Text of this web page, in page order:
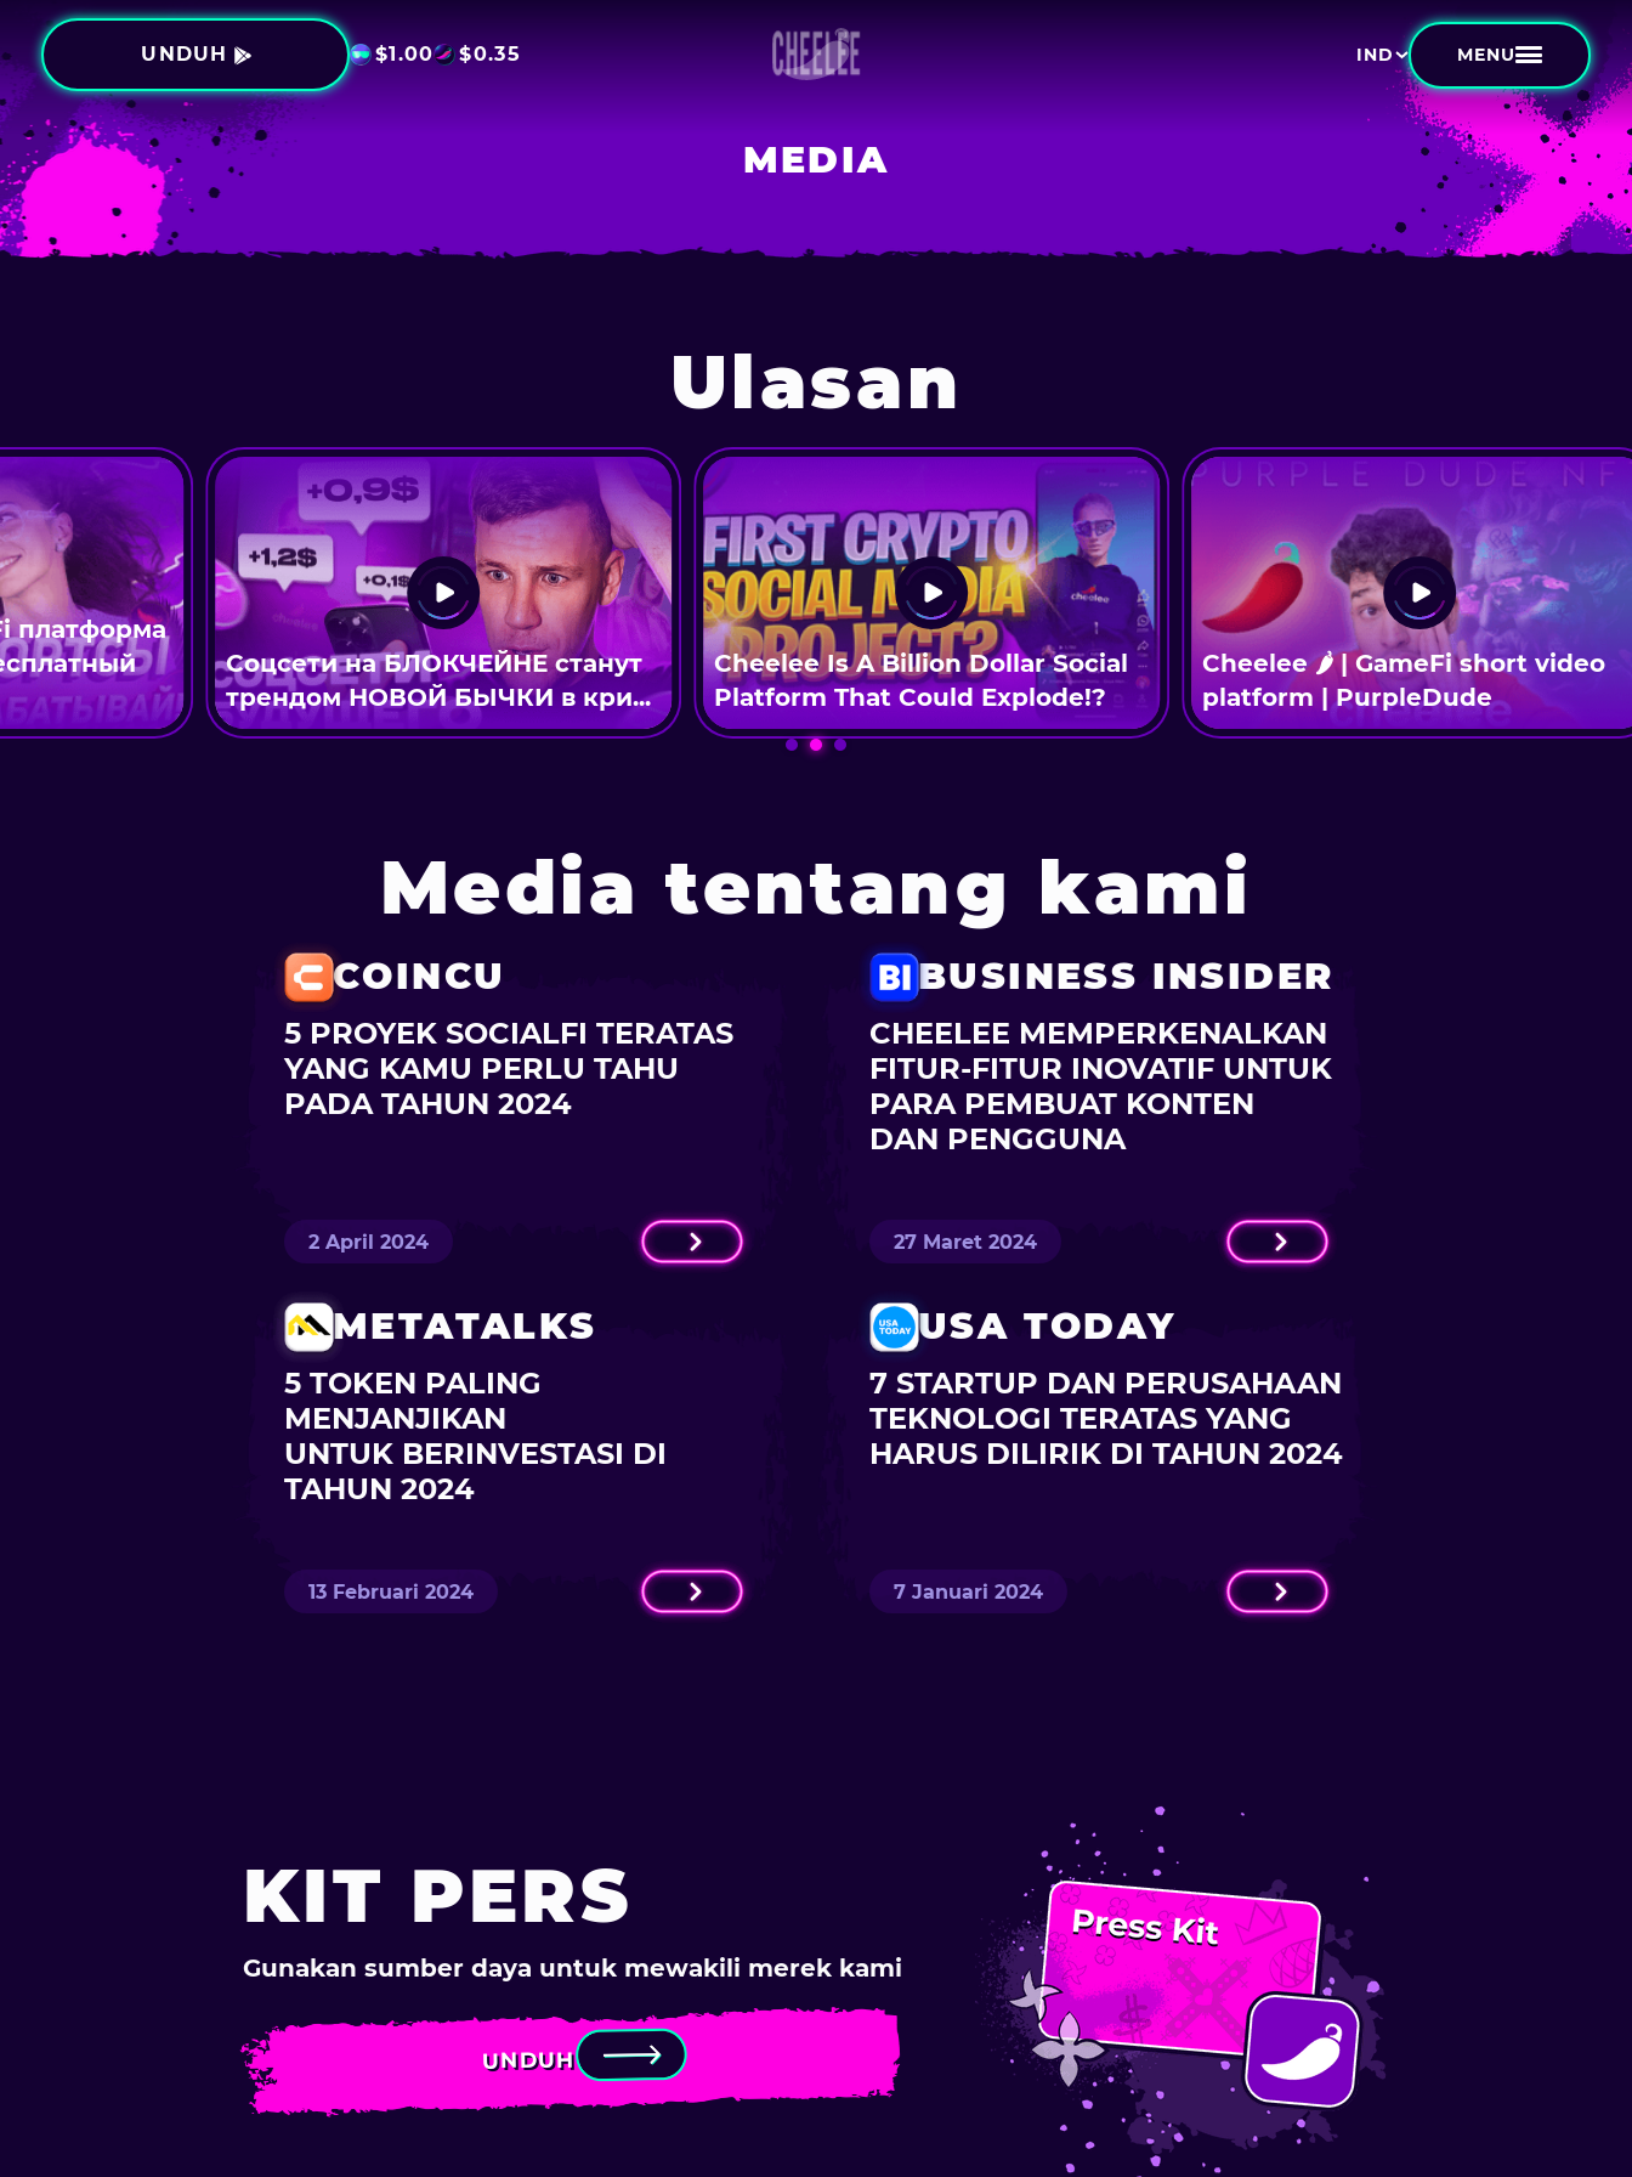
UNDUH $1.00 $0.35 IND MENU
MEDIA
Ulasan
Cheelee Is A Billion Dollar Social
Platform That Could Explode!?
Cheelee 🌶 | GameFi short video
platform | PurpleDude
Соцсети на БЛОКЧЕЙНЕ станут
трендом НОВОЙ БЫЧКИ в кри...
Media tentang kami
COINCU
5 PROYEK SOCIALFI TERATAS
YANG KAMU PERLU TAHU
PADA TAHUN 2024
2 April 2024
BUSINESS INSIDER
CHEELEE MEMPERKENALKAN
FITUR-FITUR INOVATIF UNTUK
PARA PEMBUAT KONTEN
DAN PENGGUNA
27 Maret 2024
METATALKS
5 TOKEN PALING
MENJANJIKAN
UNTUK BERINVESTASI DI
TAHUN 2024
13 Februari 2024
USA TODAY
7 STARTUP DAN PERUSAHAAN
TEKNOLOGI TERATAS YANG
HARUS DILIRIK DI TAHUN 2024
7 Januari 2024
KIT PERS
Gunakan sumber daya untuk mewakili merek kami
UNDUH